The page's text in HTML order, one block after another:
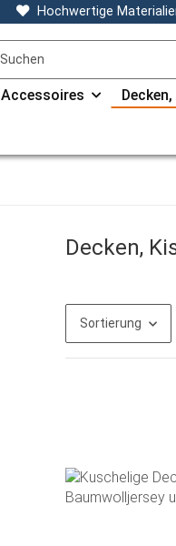
Hochwertige
Accessoires
Decken,
Sortierung